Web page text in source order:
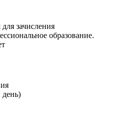
зачисления
образование.